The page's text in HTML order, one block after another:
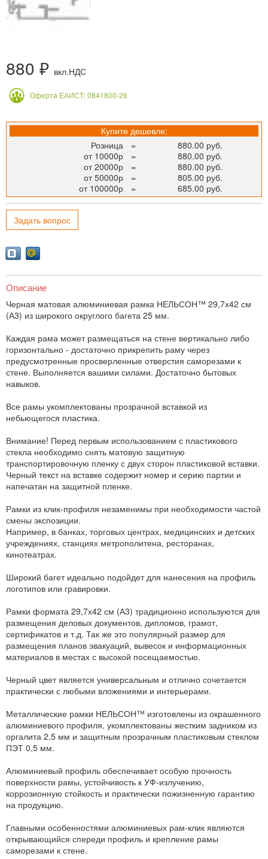
880 ₽ вкл.НДС
Оферта ЕАИСТ: 0841800-26
Купите дешевле:
Розница
=
880.00 руб.
от 10000р
=
880.00 руб.
от 20000р
=
880.00 руб.
от 50000р
=
805.00 руб.
от 100000р
= 685.00 руб.
Задать вопрос
Описание
Черная матовая алюминиевая рамка НЕЛЬСОН™ 29,7х42 см
(А3) из широкого округлого багета 25 мм.
Каждая рама может размещаться на стене вертикально либо
горизонтально - достаточно прикрепить раму через
предусмотренные просверленные отверстия саморезами к
стене. Выполняется вашими силами. Достаточно бытовых
навыков.
Все рамы укомплектованы прозрачной вставкой из
небьющегося пластика.
Внимание! Перед первым использованием с пластикового
стекла необходимо снять матовую защитную
транспортировочную пленку с двух сторон пластиковой вставки.
Черный текст на вставке содержит номер и серию партии и
напечатан на защитной пленке.
Рамки из клик-профиля незаменимы при необходимости частой
смены экспозиции.
Например, в банках, торговых центрах, медицинских и детских
учреждениях, станциях метрополитена, ресторанах,
кинотеатрах.
Широкий багет идеально подойдет для нанесения на профиль
логотипов или гравировки.
Рамки формата 29,7х42 см (А3) традиционно используются для
размещения деловых документов, дипломов, грамот,
сертификатов и т.д. Так же это популярный размер для
размещения планов эвакуаций, вывесок и информационных
материалов в местах с высокой посещаемостью.
Черный цвет является универсальным и отлично сочетается
практически с любыми вложениями и интерьерами.
Металлические рамки НЕЛЬСОН™ изготовлены из окрашенного
алюминиевого профиля, укомплектованы жестким задником из
оргалита 2,5 мм и защитным прозрачным пластиковым стеклом
ПЭТ 0,5 мм.
Алюминиевый профиль обеспечивает особую прочность
поверхности рамы, устойчивость к УФ-излучению,
коррозионную стойкость и практически пожизненную гарантию
на продукцию.
Главными особенностями алюминиевых рам-клик являются
открывающийся спереди профиль и крепление рамы
саморезами к стене.